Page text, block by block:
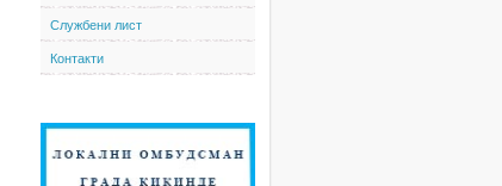
Службени лист
Контакти